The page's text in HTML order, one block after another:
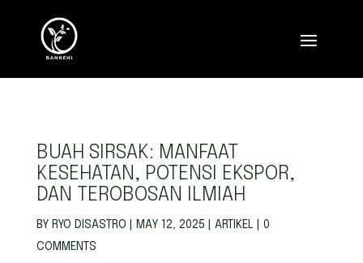
BUAH SIRSAK: MANFAAT
KESEHATAN, POTENSI EKSPOR,
DAN TEROBOSAN ILMIAH
BY RYO DISASTRO MAY 12, 2025 ARTIKEL
0
COMMENTS